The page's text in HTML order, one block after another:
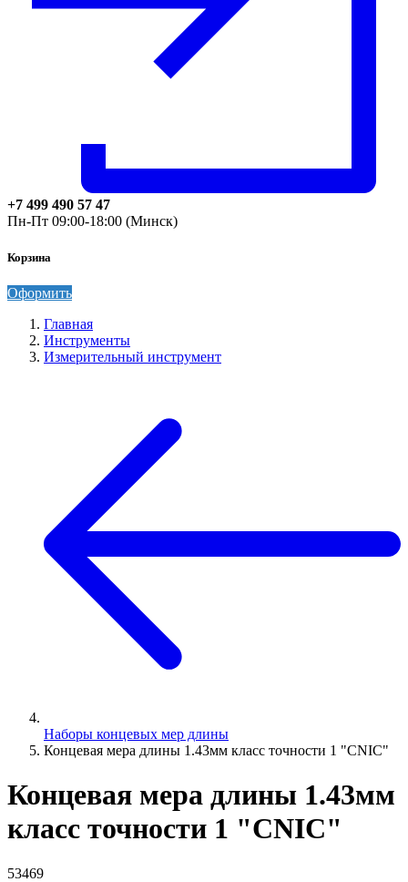
+7 499 490 57 47
Пн-Пт 09:00-18:00 (Минск)
Корзина
Оформить
Главная
Инструменты
Измерительный инструмент
Наборы концевых мер длины
Концевая мера длины 1.43мм класс точности 1 "CNIC"
Концевая мера длины 1.43мм
класс точности 1 "CNIC"
53469